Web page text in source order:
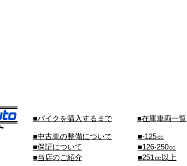
■バイクを購入するまで ■在庫車両一覧
■中古車の整備について
■保証について
■当店のご紹介
■-125㏄
■126-250㏄
■251㏄以上